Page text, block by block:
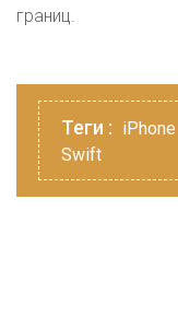
границ.
Теги : iPhone
Swift